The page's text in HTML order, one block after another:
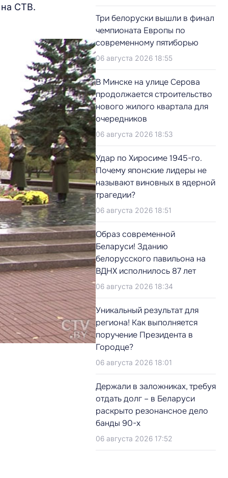
СТВ.
Три белоруски вышли в финал
чемпионата Европы по
современному пятиборью
06 августа 2026 18:55
В Минске на улице Серова
продолжается строительство
нового жилого квартала для
очередников
06 августа 2026 18:53
Удар по Хиросиме 1945-го.
Почему японские лидеры не
называют виновных в ядерной
трагедии?
06 августа 2026 18:51
Образ современной
Беларуси! Зданию
белорусского павильона на
ВДНХ исполнилось 87 лет
06 августа 2026 18:34
Уникальный результат для
региона! Как выполняется
поручение Президента в
Городце?
06 августа 2026 18:01
Держали в заложниках, требуя
отдать долг – в Беларуси
раскрыто резонансное дело
банды 90-х
06 августа 2026 17:52